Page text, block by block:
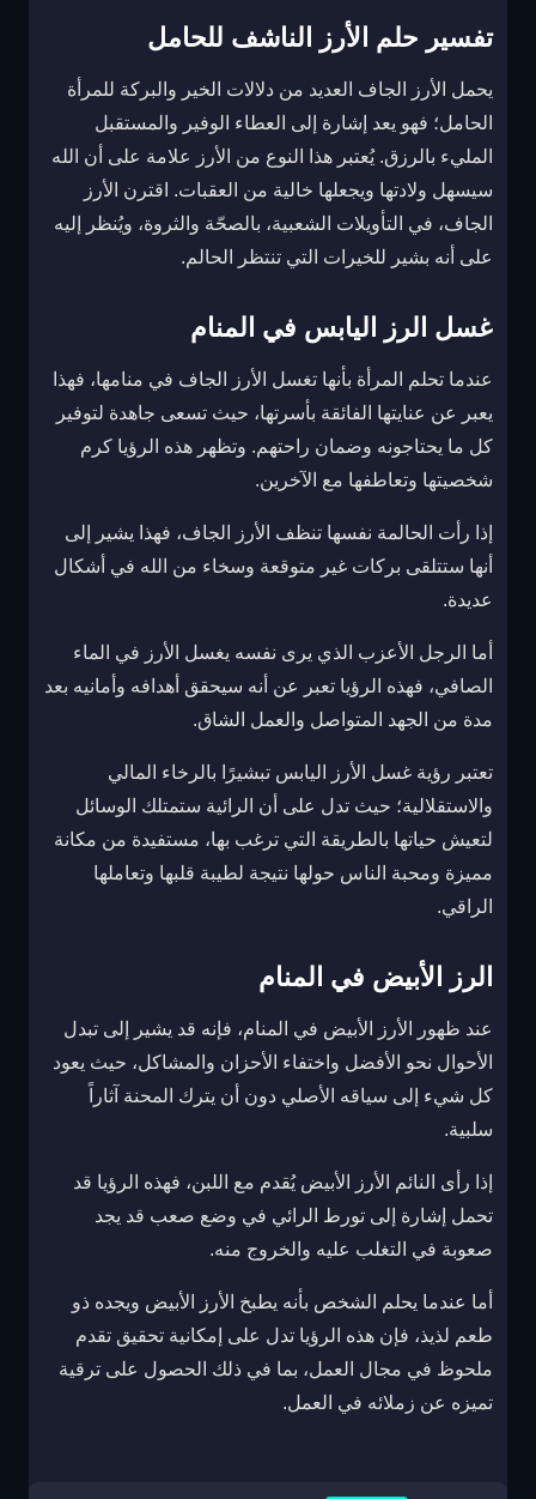
تفسير حلم الأرز الناشف للحامل
يحمل الأرز الجاف العديد من دلالات الخير والبركة للمرأة
الحامل؛ فهو يعد إشارة إلى العطاء الوفير والمستقبل
المليء بالرزق. يُعتبر هذا النوع من الأرز علامة على أن الله
سيسهل ولادتها ويجعلها خالية من العقبات. اقترن الأرز
الجاف، في التأويلات الشعبية، بالصحّة والثروة، ويُنظر إليه
على أنه بشير للخيرات التي تنتظر الحالم.
غسل الرز اليابس في المنام
عندما تحلم المرأة بأنها تغسل الأرز الجاف في منامها، فهذا
يعبر عن عنايتها الفائقة بأسرتها، حيث تسعى جاهدة لتوفير
كل ما يحتاجونه وضمان راحتهم. وتظهر هذه الرؤيا كرم
شخصيتها وتعاطفها مع الآخرين.
إذا رأت الحالمة نفسها تنظف الأرز الجاف، فهذا يشير إلى
أنها ستتلقى بركات غير متوقعة وسخاء من الله في أشكال
عديدة.
أما الرجل الأعزب الذي يرى نفسه يغسل الأرز في الماء
الصافي، فهذه الرؤيا تعبر عن أنه سيحقق أهدافه وأمانيه بعد
مدة من الجهد المتواصل والعمل الشاق.
تعتبر رؤية غسل الأرز اليابس تبشيرًا بالرخاء المالي
والاستقلالية؛ حيث تدل على أن الرائية ستمتلك الوسائل
لتعيش حياتها بالطريقة التي ترغب بها، مستفيدة من مكانة
مميزة ومحبة الناس حولها نتيجة لطيبة قلبها وتعاملها
الراقي.
الرز الأبيض في المنام
عند ظهور الأرز الأبيض في المنام، فإنه قد يشير إلى تبدل
الأحوال نحو الأفضل واختفاء الأحزان والمشاكل، حيث يعود
كل شيء إلى سياقه الأصلي دون أن يترك المحنة آثاراً
سلبية.
إذا رأى النائم الأرز الأبيض يُقدم مع اللبن، فهذه الرؤيا قد
تحمل إشارة إلى تورط الرائي في وضع صعب قد يجد
صعوبة في التغلب عليه والخروج منه.
أما عندما يحلم الشخص بأنه يطبخ الأرز الأبيض ويجده ذو
طعم لذيذ، فإن هذه الرؤيا تدل على إمكانية تحقيق تقدم
ملحوظ في مجال العمل، بما في ذلك الحصول على ترقية
تميزه عن زملائه في العمل.